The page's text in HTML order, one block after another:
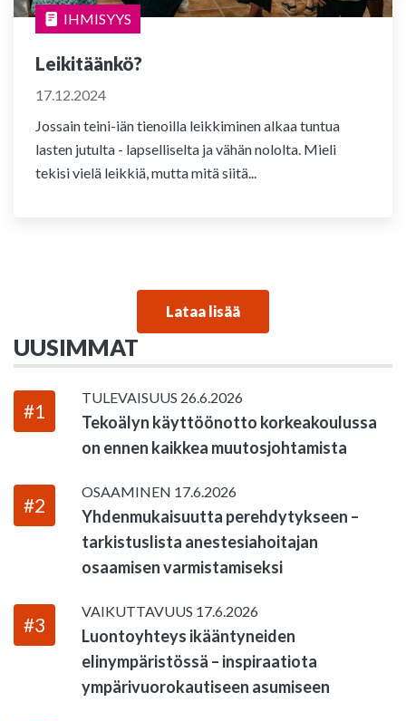
IHMISYYS
Leikitäänkö?
17.12.2024
Jossain teini-iän tienoilla leikkiminen alkaa tuntua
lasten jutulta - lapselliselta ja vähän nololta. Mieli
tekisi vielä leikkiä, mutta mitä siitä...
Lataa lisää
UUSIMMAT
#1
TULEVAISUUS 26.6.2026
Tekoälyn käyttöönotto korkeakoulussa
on ennen kaikkea muutosjohtamista
#2
OSAAMINEN 17.6.2026
Yhdenmukaisuutta perehdytykseen –
tarkistuslista anestesiahoitajan
osaamisen varmistamiseksi
#3
VAIKUTTAVUUS 17.6.2026
Luontoyhteys ikääntyneiden
elinympäristössä – inspiraatiota
ympärivuorokautiseen asumiseen